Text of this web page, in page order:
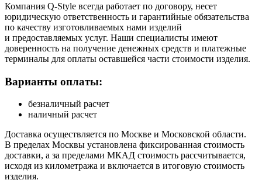
Компания Q-Style всегда работает по договору, несет
юридическую ответственность и гарантийные обязательства
по качеству изготовливаемых нами изделий
и предоставляемых услуг. Наши специалисты имеют
доверенность на получение денежных средств и платежные
терминалы для оплаты оставшейся части стоимости изделия.
Варианты оплаты:
безналичный расчет
наличный расчет
Доставка осуществляется по Москве и Московской области.
В пределах Москвы установлена фиксированная стоимость
доставки, а за пределами МКАД стоимость рассчитывается,
исходя из километража и включается в итоговую стоимость
изделия.